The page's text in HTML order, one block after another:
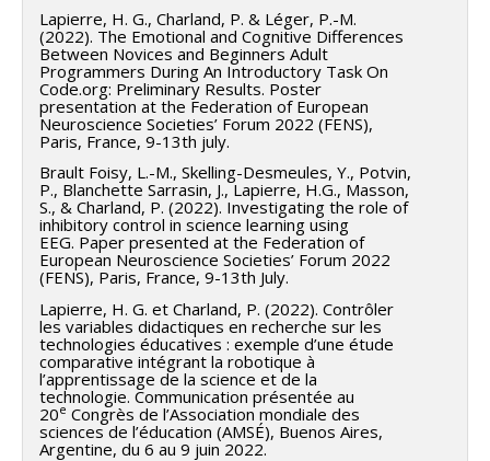
Lapierre, H. G., Charland, P. & Léger, P.-M.
(2022). The Emotional and Cognitive Differences
Between Novices and Beginners Adult
Programmers During An Introductory Task On
Code.org: Preliminary Results. Poster
presentation at the Federation of European
Neuroscience Societies’ Forum 2022 (FENS),
Paris, France, 9-13th july.
Brault Foisy, L.-M., Skelling-Desmeules, Y., Potvin,
P., Blanchette Sarrasin, J., Lapierre, H.G., Masson,
S., & Charland, P. (2022). Investigating the role of
inhibitory control in science learning using
EEG. Paper presented at the Federation of
European Neuroscience Societies’ Forum 2022
(FENS), Paris, France, 9-13th July.
Lapierre, H. G. et Charland, P. (2022). Contrôler
les variables didactiques en recherche sur les
technologies éducatives : exemple d’une étude
comparative intégrant la robotique à
l’apprentissage de la science et de la
technologie. Communication présentée au
20e Congrès de l’Association mondiale des
sciences de l’éducation (AMSÉ), Buenos Aires,
Argentine, du 6 au 9 juin 2022.